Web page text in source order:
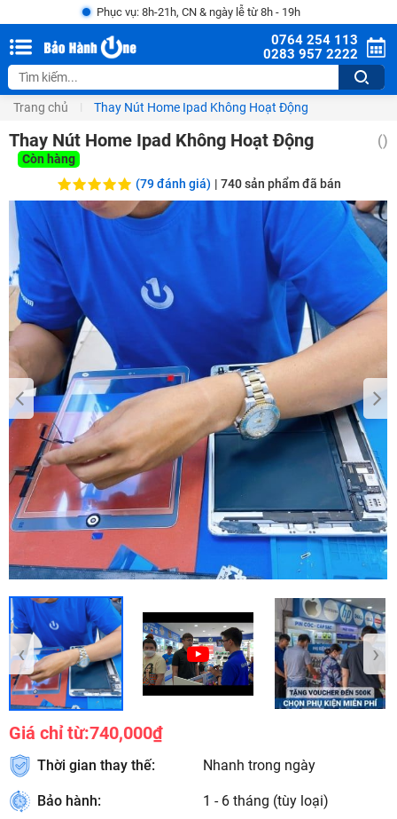
Phục vụ: 8h-21h, CN & ngày lễ từ 8h - 19h
0764 254 113
0283 957 2222
Trang chủ Thay Nút Home Ipad Không Hoạt Động
Thay Nút Home Ipad Không Hoạt Động ()
Còn hàng
(79 đánh giá) | 740sản phẩm đã bán
‹ ›
Giá chỉ từ:740,000₫
Thời gian thay thế: Nhanh trong ngày
Bảo hành: 1 - 6 tháng (tùy loại)